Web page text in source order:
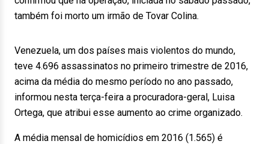
também foi morto um irmão de Tovar Colina.
Venezuela, um dos países mais violentos do mundo,
teve 4.696 assassinatos no primeiro trimestre de 2016,
acima da média do mesmo período no ano passado,
informou nesta terça-feira a procuradora-geral, Luisa
Ortega, que atribui esse aumento ao crime organizado.
A média mensal de homicídios em 2016 (1.565) é